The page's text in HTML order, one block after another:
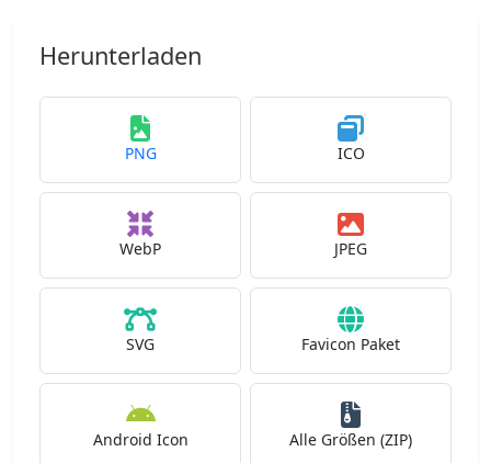
Herunterladen
PNG ICO
WebP JPEG
SVG Favicon Paket
Android Icon Alle Größen (ZIP)